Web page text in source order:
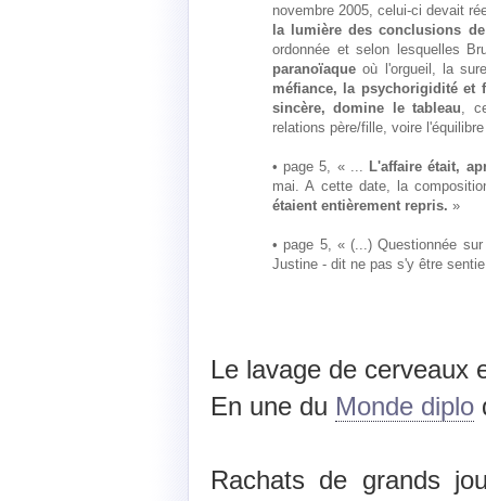
novembre 2005, celui-ci devait
la lumière des conclusions
ordonnée et selon lesquelles
paranoïaque où l'orgueil, la
méfiance, la psychorigidité et
sincère, domine le tableau,
relations père/fille, voire
• page 5, « ... L'affaire était,
mai. A cette date, la
étaient entièrement repris. »
• page 5, « (...) Questionnée
Justine - dit ne pas s'y être
Le lavage de cerveaux
En une du Monde diplo
Rachats de grands